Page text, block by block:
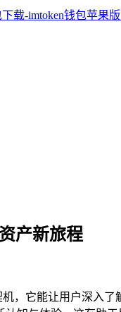
产新旅程
，它能让用户深入